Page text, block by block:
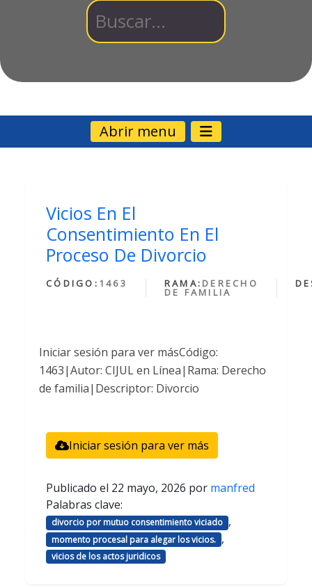
Abrir menu
Vicios En El
Consentimiento En El
Proceso De Divorcio
CÓDIGO: 1463 RAMA: DERECHO
DE FAMILIA
Iniciar sesión para ver másCódigo:
1463|Autor: CIJUL en Línea|Rama: Derecho
de familia|Descriptor: Divorcio
Iniciar sesión para ver más
Publicado el 22 mayo, 2026 por manfred
Palabras clave:
divorcio por mutuo consentimiento viciado ,
momento procesal para alegar los vicios. ,
vicios de los actos juridicos